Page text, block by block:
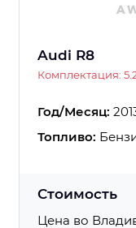
Audi R8
Комплектация:
Год/Месяц:
Топливо:
Стоимость
Цена во